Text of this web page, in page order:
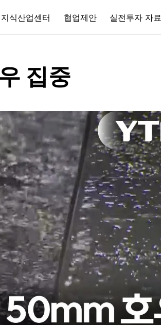
지식산업센터 협업제안 실전투자 자료
집중